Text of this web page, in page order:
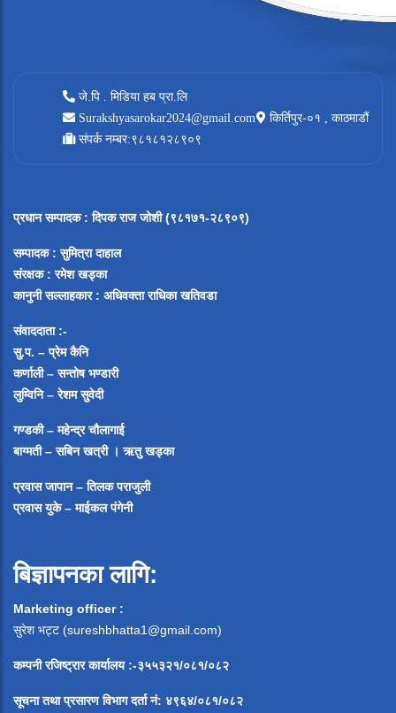
जे.पि . मिडिया हब प्रा.लि
Surakshyasarokar2024@gmail.com
किर्तिपुर-०१ , काठमाडौं
संपर्क नम्बर:९८१८१२८९०९
प्रधान सम्पादक: दिपक राज जोशी (९८१७१-२८९०९)
सम्पादक : सुमित्रा दाहाल
संरक्षक : रमेश खड्का
कानुनी सल्लाहकार : अधिवक्ता राधिका खतिवडा
संवाददाता :-
सु.प. – प्रेम कैनि
कर्णाली – सन्तोष भण्डारी
लुम्विनि – रेशम सुवेदी
गण्डकी – महेन्द्र चौलागाई
बाग्मती – सबिन खत्री ।ऋतु खड्का
प्रवास जापान – तिलक पराजुली
प्रवास युके – माईकल पंगेनी
बिज्ञापनका लागि:
Marketing officer :
सुरेश भट्ट (sureshbhatta1@gmail.com)
कम्पनी रजिष्ट्रार कार्यालय :-३५५३२१/०८१/०८२
सूचना तथा प्रसारण विभाग दर्ता नं: ४९६४/०८१/०८२